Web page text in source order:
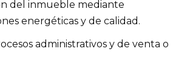
del inmueble mediante
energéticas y de calidad.
administrativos y de venta o